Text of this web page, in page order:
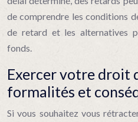
de comprendre les conditions
de retard et les alternatives
fonds.
Exercer votre droit
formalités et
Si vous souhaitez vous